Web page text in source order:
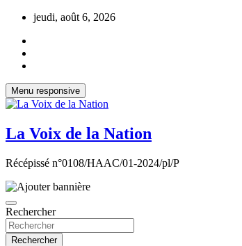
Aller
contenu
jeudi, août 6, 2026
Menu responsive
La Voix de la Nation
Récépissé n°0108/HAAC/01-2024/pl/P
Rechercher
Rechercher